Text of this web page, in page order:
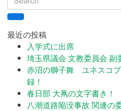
最近の投稿
入学式に出席
埼玉県議会 文教委員会 副
赤沼の獅子舞 ユネスコ
録！
春日部 大凧の文字書き！
八潮道路陥没事故 関連の